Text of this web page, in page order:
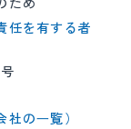
ため
任を有する者
の⼀覧）